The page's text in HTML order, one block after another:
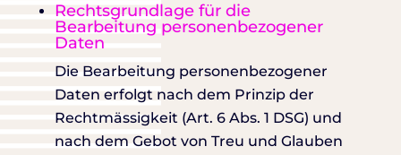
Rechtsgrundlage für die
Bearbeitung personenbezogener
Daten
Die Bearbeitung personenbezogener
Daten erfolgt nach dem Prinzip der
Rechtmässigkeit (Art. 6 Abs. 1 DSG) und
nach dem Gebot von Treu und Glauben